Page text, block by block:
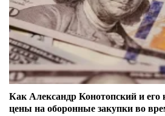
Как Александр Конотопский и
цены на оборонные закупки во